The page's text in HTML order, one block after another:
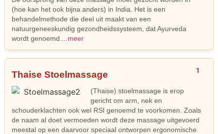
(hoe kan het ook bijna anders) in India. Het is een
behandelmethode die deel uit maakt van een
natuurgeneeskundig gezondheidssysteem, dat Ayurveda
wordt genoemd.
...meer
Thaise Stoelmassage 1
(Thaise) stoelmassage is erop
gericht om arm, nek en
schouderklachten ook wel RSI genoemd te voorkomen. Zoals
de naam al doet vermoeden wordt deze massage uitgevoerd
meestal op een daarvoor speciaal ontworpen ergonomische